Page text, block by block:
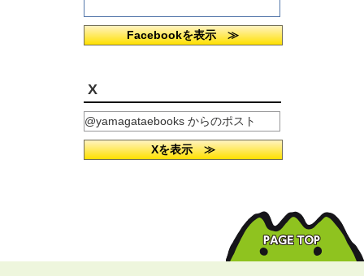
Facebookを表示 ≫
X
@yamagataebooks からのポスト
Xを表示 ≫